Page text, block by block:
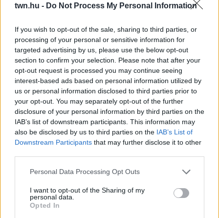
twn.hu - Do Not Process My Personal Information
If you wish to opt-out of the sale, sharing to third parties, or
processing of your personal or sensitive information for
targeted advertising by us, please use the below opt-out
section to confirm your selection. Please note that after your
opt-out request is processed you may continue seeing
interest-based ads based on personal information utilized by
us or personal information disclosed to third parties prior to
your opt-out. You may separately opt-out of the further
disclosure of your personal information by third parties on the
IAB’s list of downstream participants. This information may
also be disclosed by us to third parties on the IAB’s List of
Downstream Participants that may further disclose it to other
Please note that this website/app uses one or more Google
not limited to your visit or usage behaviour. You may click to
grant or deny consent to Google and its third-party tags to
use your data for below specified purposes in below Google
Personal Data Processing Opt Outs
I want to opt-out of the Sharing of my
personal data.
Opted In
Ha ezt érzed evés után, a szervezeted fontos dologra
próbál figyelmeztetni